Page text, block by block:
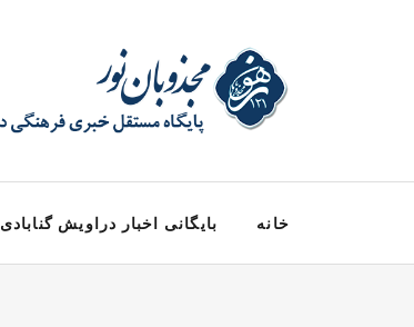
خانه بایگانی اخبار دراویش گنابادی